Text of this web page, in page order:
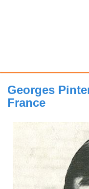
Georges
France